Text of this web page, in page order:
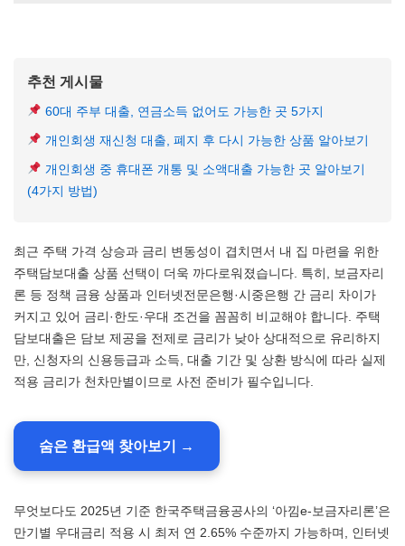
추천 게시물
60대 주부 대출, 연금소득 없어도 가능한 곳 5가지
개인회생 재신청 대출, 폐지 후 다시 가능한 상품 알아보기
개인회생 중 휴대폰 개통 및 소액대출 가능한 곳 알아보기
(4가지 방법)
최근 주택 가격 상승과 금리 변동성이 겹치면서 내 집 마련을 위한
주택담보대출 상품 선택이 더욱 까다로워졌습니다. 특히, 보금자리
론 등 정책 금융 상품과 인터넷전문은행·시중은행 간 금리 차이가
커지고 있어 금리·한도·우대 조건을 꼼꼼히 비교해야 합니다. 주택
담보대출은 담보 제공을 전제로 금리가 낮아 상대적으로 유리하지
만, 신청자의 신용등급과 소득, 대출 기간 및 상환 방식에 따라 실제
적용 금리가 천차만별이므로 사전 준비가 필수입니다.
숨은 환급액 찾아보기 →
무엇보다도 2025년 기준 한국주택금융공사의 ‘아낌e-보금자리론’은
만기별 우대금리 적용 시 최저 연 2.65% 수준까지 가능하며, 인터넷